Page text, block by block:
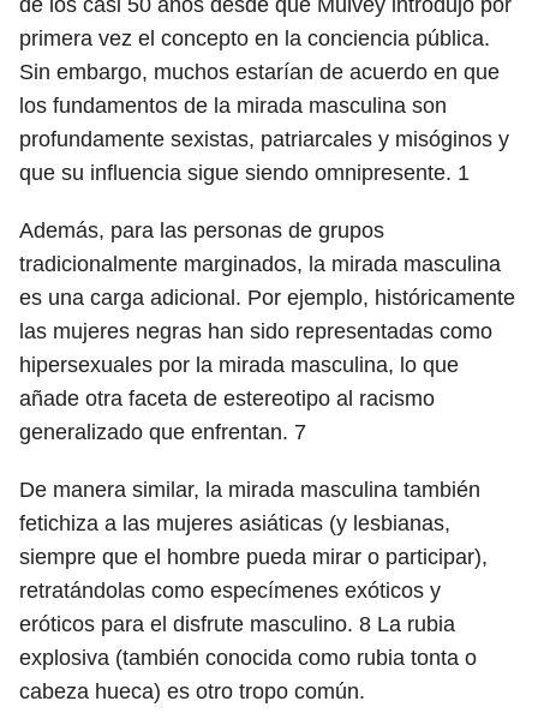
de los casi 50 años desde que Mulvey introdujo por
primera vez el concepto en la conciencia pública.
Sin embargo, muchos estarían de acuerdo en que
los fundamentos de la mirada masculina son
profundamente sexistas, patriarcales y misóginos y
que su influencia sigue siendo omnipresente. 1
Además, para las personas de grupos
tradicionalmente marginados, la mirada masculina
es una carga adicional. Por ejemplo, históricamente
las mujeres negras han sido representadas como
hipersexuales por la mirada masculina, lo que
añade otra faceta de estereotipo al racismo
generalizado que enfrentan. 7
De manera similar, la mirada masculina también
fetichiza a las mujeres asiáticas (y lesbianas,
siempre que el hombre pueda mirar o participar),
retratándolas como especímenes exóticos y
eróticos para el disfrute masculino. 8 La rubia
explosiva (también conocida como rubia tonta o
cabeza hueca) es otro tropo común.